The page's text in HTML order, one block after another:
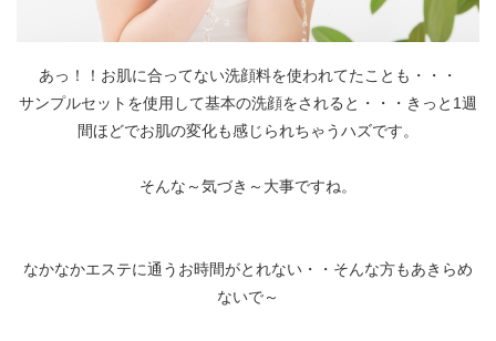
あっ！！お肌に合ってない洗顔料を使われてたことも・・・
サンプルセットを使用して基本の洗顔をされると・・・きっと1週
間ほどでお肌の変化も感じられちゃうハズです。
そんな～気づき～大事ですね。
なかなかエステに通うお時間がとれない・・そんな方もあきらめ
ないで～